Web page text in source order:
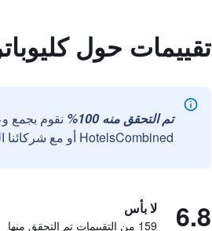
تقييمات حول
تم التحقق منه 100%
نقوم بجمع
HotelsCombined أو مع شركائنا الخارجيين الموثوقين.
6.8 لا بأس
159 من التقييمات تم التحقق منها